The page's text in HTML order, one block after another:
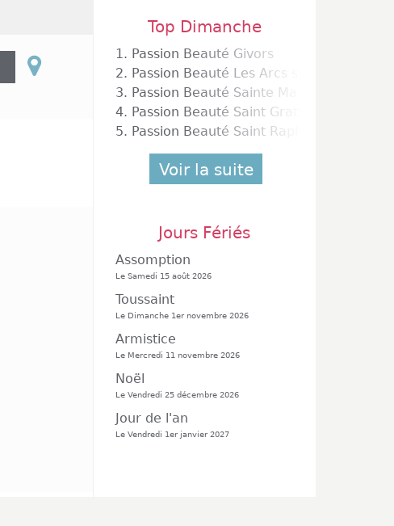
Top Dimanche
1. Passion Beauté Givors
2. Passion Beauté Les Arcs sur Argens
3. Passion Beauté Sainte Maxime
4. Passion Beauté Saint Gratien
5. Passion Beauté Saint Raphaël
Voir la suite
Jours Fériés
Assomption
Le Samedi 15 août 2026
Toussaint
Le Dimanche 1er novembre 2026
Armistice
Le Mercredi 11 novembre 2026
Noël
Le Vendredi 25 décembre 2026
Jour de l'an
Le Vendredi 1er janvier 2027